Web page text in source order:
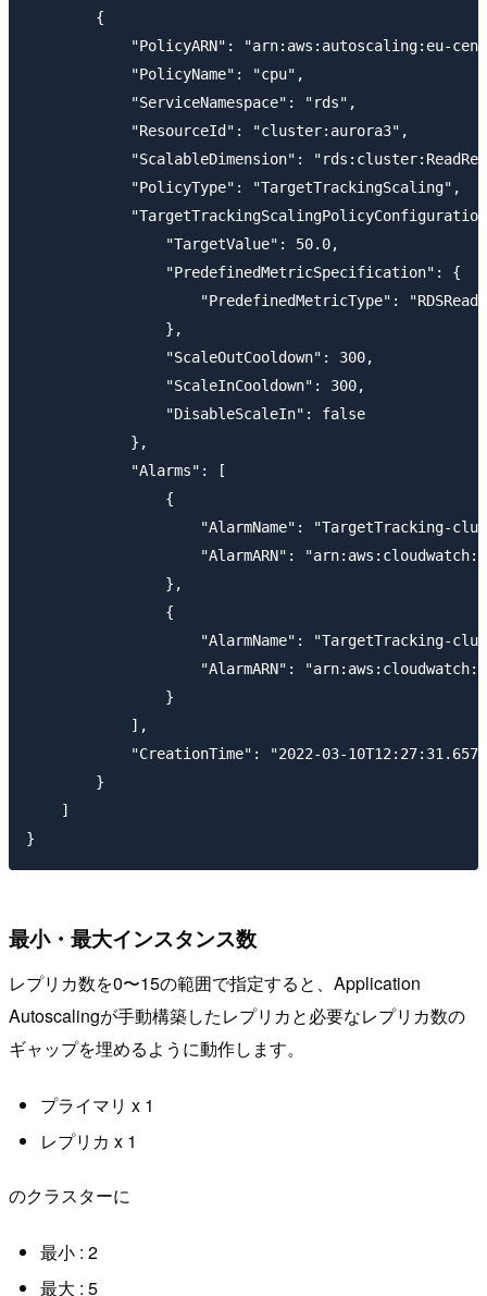
        {
"PolicyARN": "arn:aws:autoscaling:eu-
            "PolicyName": "cpu",
            "ServiceNamespace": "rds",
            "ResourceId": "cluster:aurora3",
"ScalableDimension":
            "PolicyType": "TargetTrackingScaling",
                "TargetValue": 50.0,
                "PredefinedMetricSpecification": {
"PredefinedMetricType":
                },
                "ScaleOutCooldown": 300,
                "ScaleInCooldown": 300,
                "DisableScaleIn": false
            },
            "Alarms": [
                {
"AlarmName": "TargetTracking-
"AlarmARN":
                },
                {
"AlarmName": "TargetTracking-
"AlarmARN":
                }
            ],
"CreationTime": "2022-03-
        }
    ]
最小・最大インスタンス数
レプリカ数を0〜15の範囲で指定すると、Application
Autoscalingが手動構築したレプリカと必要なレプリカ数の
ギャップを埋めるように動作します。
プライマリ x 1
レプリカ x 1
のクラスターに
最小 : 2
最大 : 5